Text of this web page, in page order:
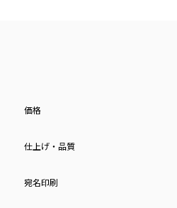
価格
仕上げ・品質
宛名印刷